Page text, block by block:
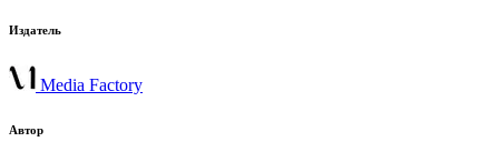
Издатель
Media Factory
Автор